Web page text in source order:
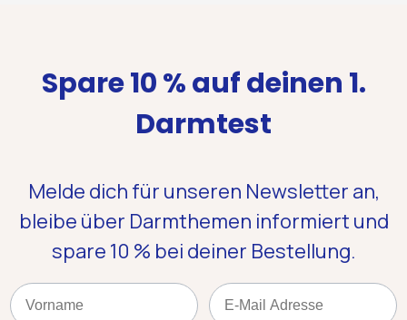
Spare 10 % auf deinen 1.
Darmtest
Melde dich für unseren Newsletter an,
bleibe über Darmthemen informiert und
spare 10 % bei deiner Bestellung.
Name Email